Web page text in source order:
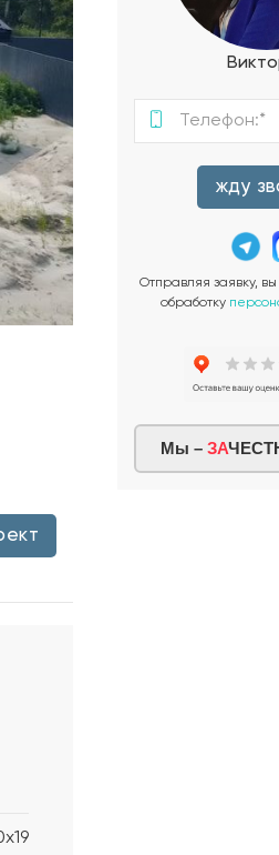
жду
Отправляя заявку,
обработку
Мы – ЗА